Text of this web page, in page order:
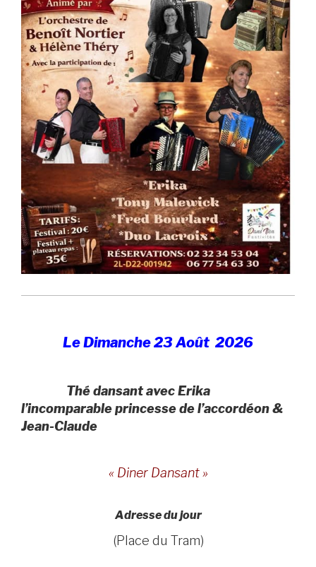
Le Dimanche 23 Août 2026
Thé dansant avec Erika
l’incomparable princesse de l’accordéon &
Jean-Claude
« DinerDansant »
Adresse du jour
(Place du Tram)